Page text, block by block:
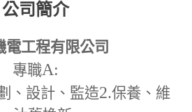
公司簡介
電工程有限公司
專職A:
、設計、監造2.保養、維